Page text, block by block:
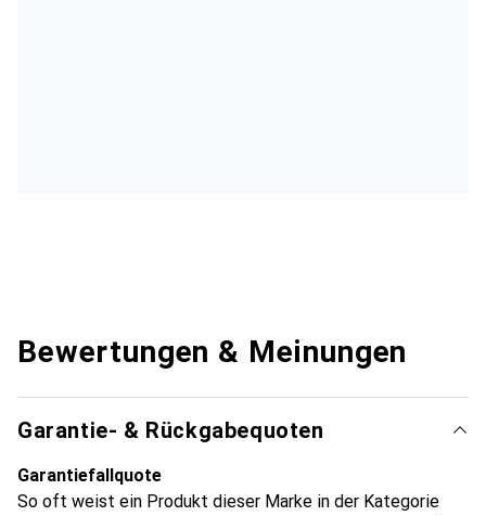
Bewertungen & Meinungen
Garantie- & Rückgabequoten
Garantiefallquote
So oft weist ein Produkt dieser Marke in der Kategorie